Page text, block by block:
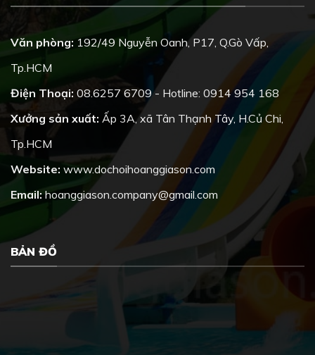
Văn phòng: 192/49 Nguyễn Oanh, P17, Q.Gò Vấp,
Tp.HCM
Điện Thoại: 08.6257 6709 - Hotline: 0914 954 168
Xưởng sản xuất: Ấp 3A, xã Tân Thạnh Tây, H.Củ Chi,
Tp.HCM
Website: www.dochoihoanggiason.com
Email:hoanggiason.company@gmail.com
BẢN ĐỒ